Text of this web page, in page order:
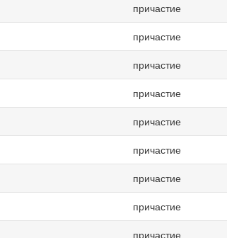
причастие
причастие
причастие
причастие
причастие
причастие
причастие
причастие
причастие